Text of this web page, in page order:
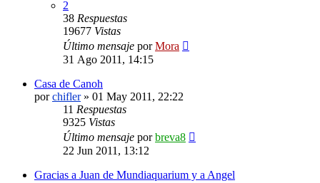
2
38 Respuestas
19677 Vistas
Último mensaje porMora
31 Ago 2011, 14:15
Casa de Canoh
porchifler» 01 May 2011, 22:22
11 Respuestas
9325 Vistas
Último mensaje porbreva8
22 Jun 2011, 13:12
Gracias a Juan de Mundiaquarium y a Angel